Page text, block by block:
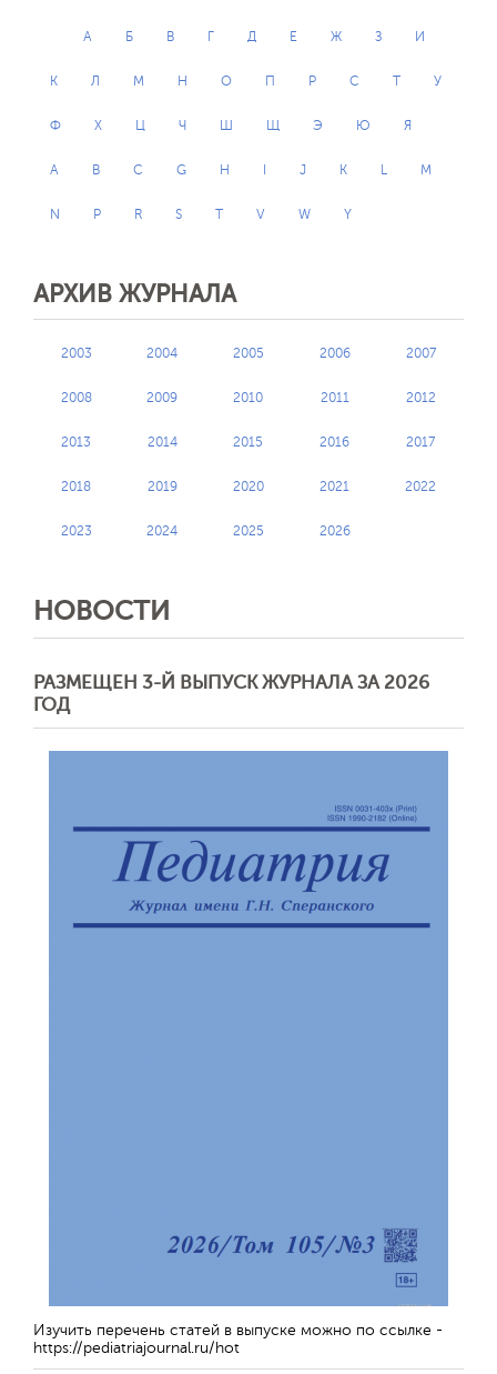
А Б В Г Д Е Ж З И
К Л М Н О П Р С Т У
Ф Х Ц Ч Ш Щ Э Ю Я
A B C G H J K L M
N P R S T V W Y
АРХИВ ЖУРНАЛА
2003 2004 2005 2006 2007
2008 2009 2010 2011 2012
2013 2014 2015 2016 2017
2018 2019 2020 2021 2022
2023 2024 2025 2026
НОВОСТИ
РАЗМЕЩЕН 3-Й ВЫПУСК ЖУРНАЛА ЗА 2026
ГОД
Изучить перечень статей в выпуске можно по ссылке -
https://pediatriajournal.ru/hot